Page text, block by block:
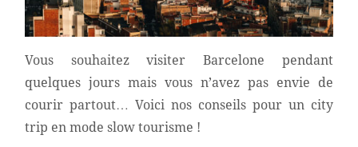
Vous souhaitez visiter Barcelone pendant
quelques jours mais vous n’avez pas envie de
courir partout… Voici nos conseils pour un city
trip en mode slow tourisme !